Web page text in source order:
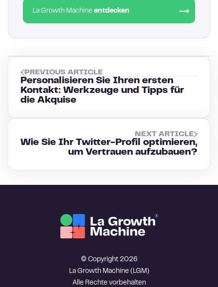
La Growth Machine entdecken
PREVIOUS ARTICLE
Personalisieren Sie Ihren ersten
Kontakt: Werkzeuge und Tipps für
die Akquise
NEXT ARTICLE
Wie Sie Ihr Twitter-Profil optimieren,
um Vertrauen aufzubauen?
© Copyright 2026
La Growth Machine (LGM)
Alle Rechte vorbehalten